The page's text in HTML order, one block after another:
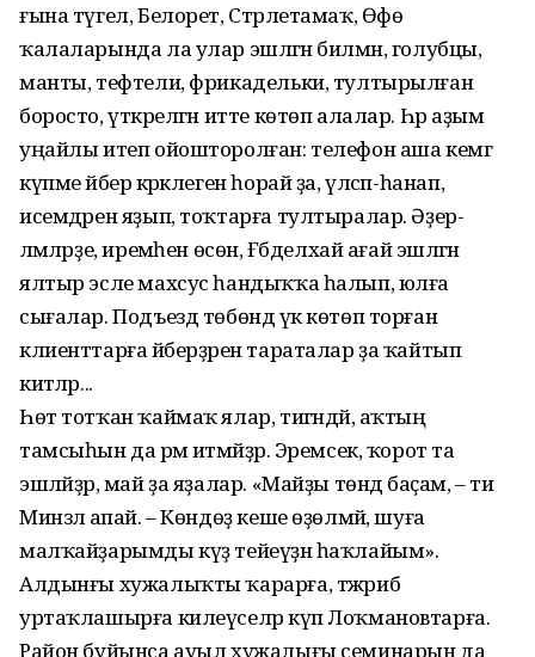
ғына түгел, Белорет, Стәрлетамаҡ, Өфө
ҡалаларында ла улар эшләгән билмән, голубцы,
манты, тефтели, фрикадельки, тултырылған
боросто, үткәрелгән итте көтөп алалар. Һәр аҙым
уңайлы итеп ойошторолған: телефон аша кемгә
күпме әйбер кәрәклеген һорай ҙа, үлсәп-һанап,
исемдәрен яҙып, тоҡтарға тултыралар. Әҙер­
ләмәләрҙе, иремәһен өсөн, Ғәбделхай ағай эшләгән
ялтыр эсле махсус һандыҡҡа һалып, юлға
сығалар. Подъезд төбөндә үк көтөп торған
клиенттарға әйберҙәрен тараталар ҙа ҡайтып
китәләр...
Һөт тотҡан ҡаймаҡ ялар, тигәндәй, аҡтың
тамсыһын да әрәм итмәйҙәр. Эремсек, ҡорот та
эшләйҙәр, май ҙа яҙалар. «Майҙы төндә баҫам, – ти
Минзәлә апай. – Көндөҙ кеше өҙөлмәй, шуға
малҡайҙарымды күҙ тейеүҙән һаҡ­лайым».
Алдынғы хужалыҡты ҡарарға, тәжрибә
уртаҡлашырға килеүселәр күп Лоҡмановтарға.
Район буйынса ауыл хужалығы семинарын да